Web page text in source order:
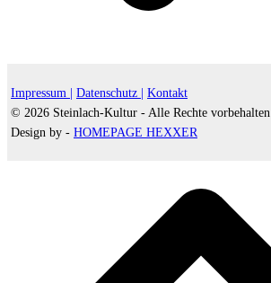
Impressum | Datenschutz |
Kontakt
© 2026 Steinlach-Kultur - Alle Rechte vorbehalten |
Design by - HOMEPAGE HEXXER